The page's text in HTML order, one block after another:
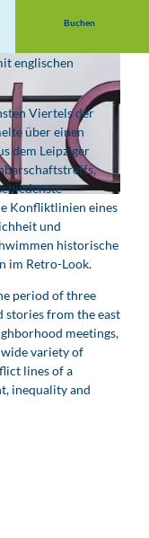
Buchen
englischen
Viertels der
über einen
dem Leipziger
Konfliktlinien eines
und
historische
im Retro-Look.
period of three
stories from the east
meetings,
variety of
lines of a
inequality and